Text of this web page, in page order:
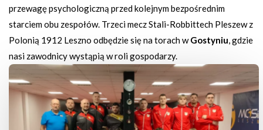
przewagę psychologiczną przed kolejnym bezpośrednim
starciem obu zespołów. Trzeci mecz Stali-Robbittech Pleszew z
Polonią 1912 Leszno odbędzie się na torach wGostyniu , gdzie
nasi zawodnicy wystąpią w roli gospodarzy.